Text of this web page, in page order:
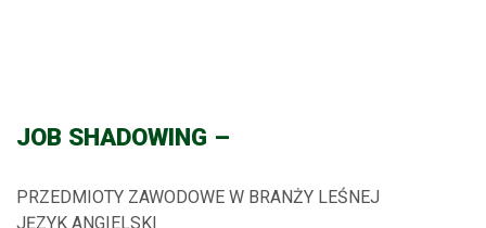
JOB SHADOWING –
PRZEDMIOTY ZAWODOWE W BRANŻY LEŚNEJ
JĘZYK ANGIELSKI